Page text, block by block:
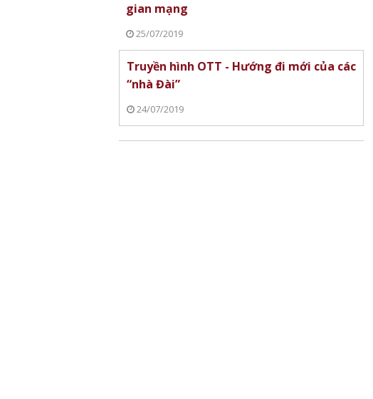
gian mạng
25/07/2019
Truyền hình OTT - Hướng đi mới của các
“nhà Đài”
24/07/2019